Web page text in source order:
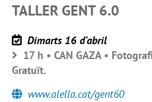
TALLER GENT 6.0
Dimarts 16 d’abril
17 h • CAN GAZA •
Gratuït.
www.alella.cat/gent60